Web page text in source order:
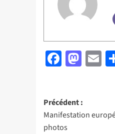
Navigation
d’article
Précédent :
Manifestation
photos